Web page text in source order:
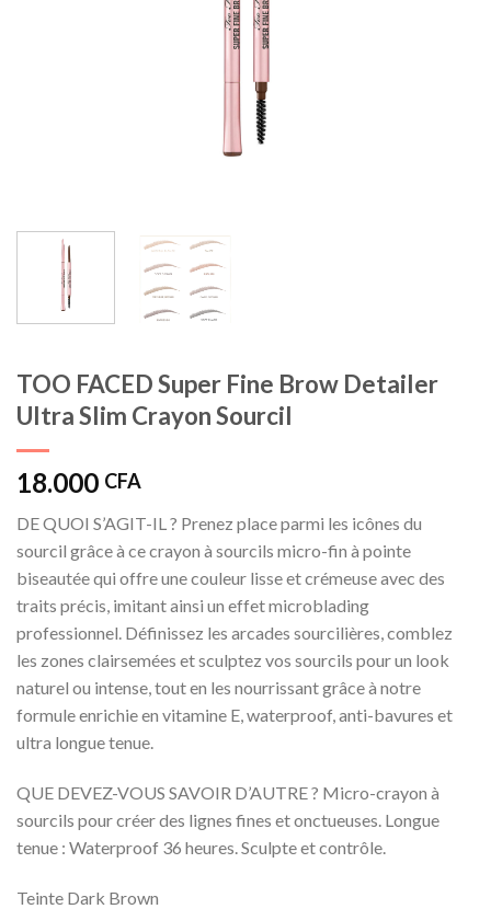
TOO FACED Super Fine Brow Detailer
Ultra Slim Crayon Sourcil
18.000 CFA
DE QUOI S’AGIT-IL ? Prenez place parmi les icônes du
sourcil grâce à ce crayon à sourcils micro-fin à pointe
biseautée qui offre une couleur lisse et crémeuse avec des
traits précis, imitant ainsi un effet microblading
professionnel. Définissez les arcades sourcilières, comblez
les zones clairsemées et sculptez vos sourcils pour un look
naturel ou intense, tout en les nourrissant grâce à notre
formule enrichie en vitamine E, waterproof, anti-bavures et
ultra longue tenue.
QUE DEVEZ-VOUS SAVOIR D’AUTRE ? Micro-crayon à
sourcils pour créer des lignes fines et onctueuses. Longue
tenue : Waterproof 36 heures. Sculpte et contrôle.
Teinte Dark Brown